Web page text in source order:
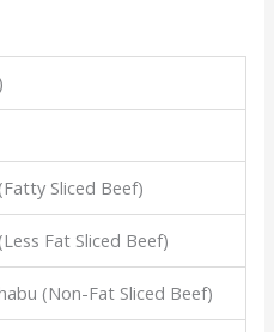
Sliced Beef)
Fat Sliced Beef)
(Non-Fat Sliced Beef)